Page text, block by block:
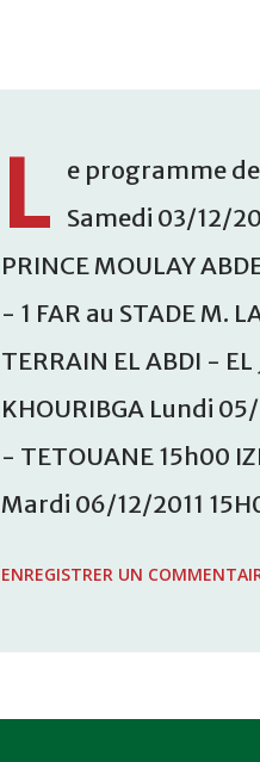
L e programme
Samedi 03/12/
PRINCE MOULAY
- 1 FAR au STADE M.
TERRAIN EL ABDI -
KHOURIBGA Lundi
- TETOUANE 15h00
Mardi 06/12/2011
ENREGISTRER UN